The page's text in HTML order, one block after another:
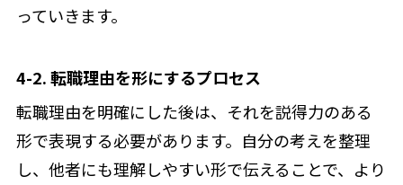
っていきます。
4-2. 転職理由を形にするプロセス
転職理由を明確にした後は、それを説得力のある
形で表現する必要があります。自分の考えを整理
し、他者にも理解しやすい形で伝えることで、より